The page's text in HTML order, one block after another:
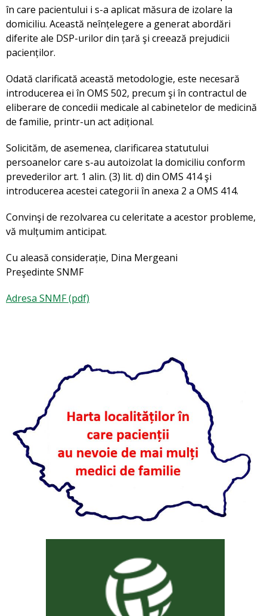
în care pacientului i s-a aplicat măsura de izolare la
domiciliu. Această neînțelegere a generat abordări
diferite ale DSP-urilor din țară şi creează prejudicii
pacienților.
Odată clarificată această metodologie, este necesară
introducerea ei în OMS 502, precum şi în contractul de
eliberare de concedii medicale al cabinetelor de medicină
de familie, printr-un act adițional.
Solicităm, de asemenea, clarificarea statutului
persoanelor care s-au autoizolat la domiciliu conform
prevederilor art. 1 alin. (3) lit. d) din OMS 414 şi
introducerea acestei categorii în anexa 2 a OMS 414.
Convinşi de rezolvarea cu celeritate a acestor probleme,
vă mulțumim anticipat.
Cu aleasă considerație, Dina Mergeani
Preşedinte SNMF
Adresa SNMF (pdf)